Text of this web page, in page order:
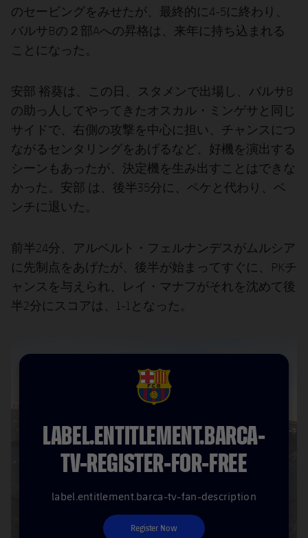
順位表
のセービングをみせたが、最終的に4-5に終わり、
バルサBの２部Aへの昇格は、来年に持ち込まれる
ことになった。
安部 裕葵は、この日、スタメンで出場し、バルサB
の助っ人してやってきたオスカル・ミンゲサと同じ
サイドで、右側の攻撃を中心に担い、チャンスにつ
ながるセンタリングをあげるなど、好機を演出する
シーンもあったが、決定機を生み出すことはできな
かった。安部 は、後半35分に、ペケと代わり、ベ
ンチに退いた。
前半24分、アルベルト・フェルナンデスがムルシア
に先制点をあげたが、後半が始まってすぐに、PKチ
ャンスを与えられ、レイ・マナフがそれを沈めて後
半2分にスコアは、1-1となった。
FCB Barcelona badge
LABEL.ENTITLEMENT.BARCA-
TV-REGISTER-FOR-FREE
label.entitlement.barca-tv-fan-description
Register Now